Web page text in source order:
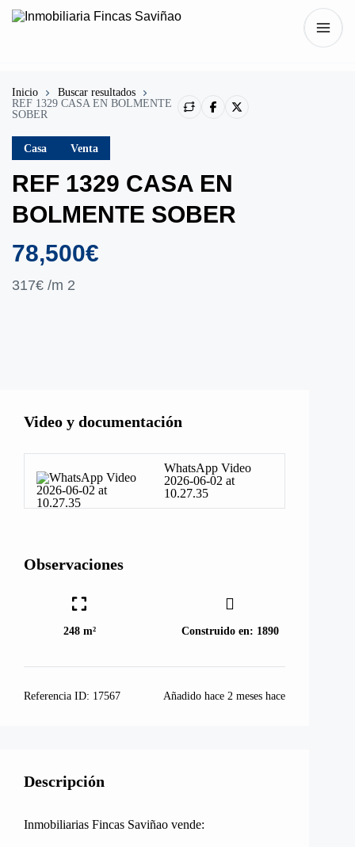
Inicio
Buscar resultados
REF 1329 CASA EN BOLMENTE
SOBER
Casa Venta
REF 1329 CASA EN
BOLMENTE SOBER
78,500€
317€ /m 2
Video y documentación
WhatsApp Video
2026-06-02 at
10.27.35
Observaciones
248 m² Construido en: 1890
Referencia ID: 17567 Añadido hace 2 meses hace
Descripción
Inmobiliarias Fincas Saviñao vende: